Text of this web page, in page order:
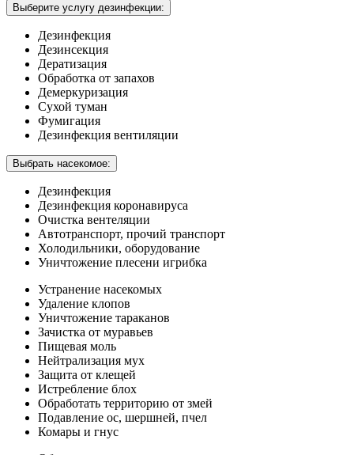
Выберите услугу дезинфекции:
Дезинфекция
Дезинсекция
Дератизация
Обработка от запахов
Демеркуризация
Сухой туман
Фумигация
Дезинфекция вентиляции
Выбрать насекомое:
Дезинфекция
Дезинфекция коронавируса
Очистка вентеляции
Автотранспорт, прочий транспорт
Холодильники, оборудование
Уничтожение плесени игрибка
Устранение насекомых
Удаление клопов
Уничтожение тараканов
Зачистка от муравьев
Пищевая моль
Нейтрализация мух
Защита от клещей
Истребление блох
Обработать территорию от змей
Подавление ос, шершней, пчел
Комары и гнус